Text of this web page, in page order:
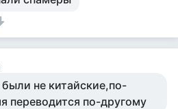
не китайские,по-
переводится по-другому